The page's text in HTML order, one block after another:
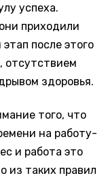
успеха.
приходили
после этого
отсутствием
здоровья.
того, что
на работу-
и работа это
из таких правил